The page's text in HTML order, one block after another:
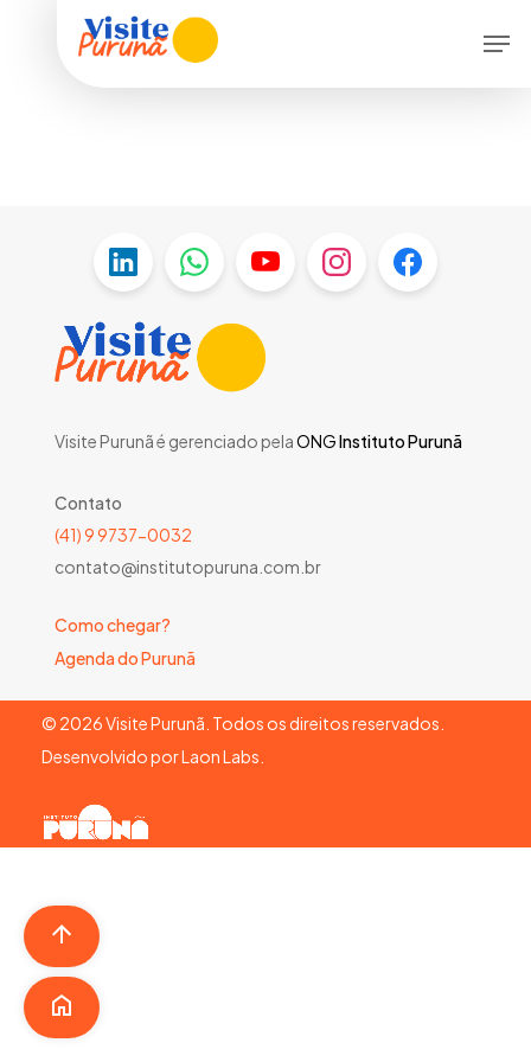
Visite Purunã é gerenciado pelaONGInstituto Purunã
Contato
(41) 9 9737-0032
contato@institutopuruna.com.br
Como chegar?
Agenda do Purunã
© 2026Visite Purunã. Todos os direitos reservados.
Desenvolvido porLaon Labs